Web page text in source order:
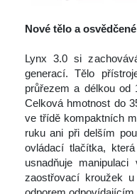
Nové tělo a
Lynx 3.0 si
generací. Tělo
průřezem a délkou od
Celková hmotnost do
ve třídě kompaktních
ruku ani při delším
ovládací tlačítka,
usnadňuje
zaostřovací kroužek